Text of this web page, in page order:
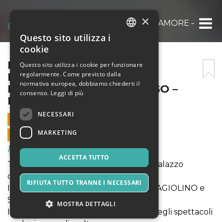
LA PRINCIPESSA E IL MAL D’AMORE –
LA PRINCIPESSA E IL MAL
D’AMORE – BURATTINI A
BOLOGNA CON WOLFANGO –
ESTATE 2024
11 LUGLIO 2024 - 20:30
VENDITE ONLINE TERMINATE
Musica, Eventi Live, Club
Ti aspettiamo nella Corte d'Onore di Palazzo
d'Accursio in Piazza Maggiore
In scena il meglio del repertorio con FAGIOLINO e
SGANAPINO
Il porticato consente lo svolgimento degli spettacoli
×
Questo sito utilizza i
cookie
Questo sito utilizza i cookie per funzionare
regolarmente. Come previsto dalla
normativa europea, dobbiamo chiederti il
consenso. Leggi di più
NECESSARI
MARKETING
ACCETTA TUTTO
RIFIUTA TUTTO TRANNE I NECESSARI
MOSTRA DETTAGLI